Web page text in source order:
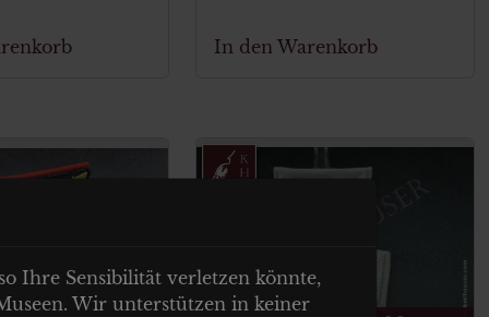
In den Warenkorb
Ihre Sensibilität verletzen könnte,
Wir unterstützen in keiner